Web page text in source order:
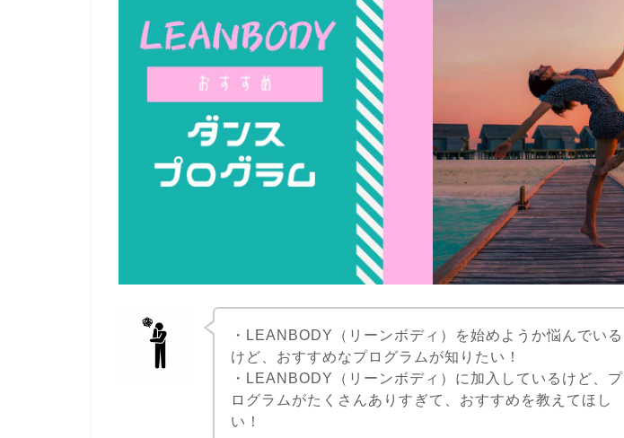
・LEANBODY（リーンボディ）を始めようか悩んでいる
けど、おすすめなプログラムが知りたい！
・LEANBODY（リーンボディ）に加入しているけど、プ
ログラムがたくさんありすぎて、おすすめを教えてほし
い！